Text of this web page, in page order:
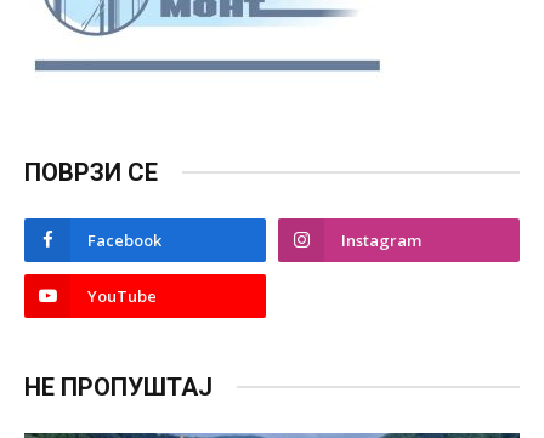
ПОВРЗИ СЕ
Facebook Instagram
YouTube
НЕ ПРОПУШТАЈ